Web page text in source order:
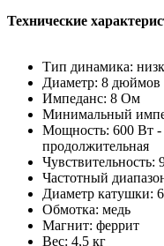
Технические
Тип динамика:
Диаметр: 8 дюймов
Импеданс: 8 Ом
Минимальный
Мощность: 600 Вт -
продолжительная
Чувствительность:
Частотный
Диаметр катушки:
Обмотка: медь
Магнит: феррит
Вес: 4,5 кг